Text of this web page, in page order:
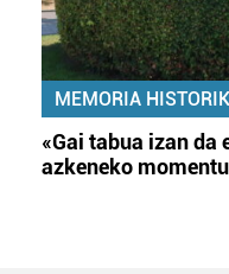
MEMORIA
«Gai tabua izan da
azkeneko